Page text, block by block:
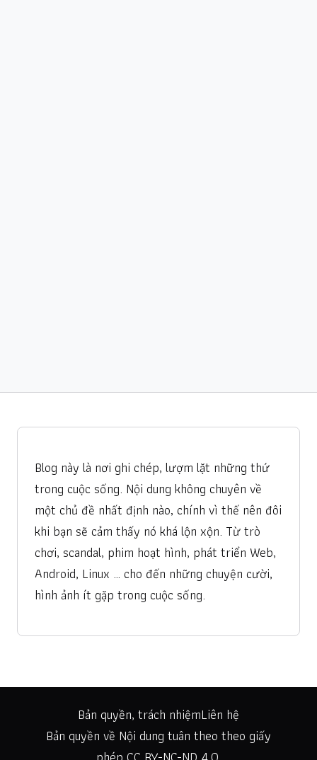
Blog này là nơi ghi chép, lượm lặt những thứ
trong cuộc sống. Nội dung không chuyên về
một chủ đề nhất định nào, chính vì thế nên đôi
khi bạn sẽ cảm thấy nó khá lộn xộn. Từ trò
chơi, scandal, phim hoạt hình, phát triển Web,
Android, Linux … cho đến những chuyện cười,
hình ảnh ít gặp trong cuộc sống.
Bản quyền, trách nhiệmLiên hệ
Bản quyền về Nội dung tuân theo theo giấy